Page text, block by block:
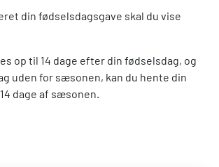
din fødselsdagsgave skal du vise
op til 14 dage efter din fødselsdag, og
uden for sæsonen, kan du hente din
dage af sæsonen.